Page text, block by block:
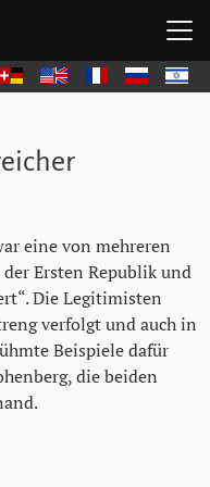
DeutschEnglish FrançaisРусский
עברית
eine von mehreren
Ersten Republik und
Die Legitimisten
verfolgt und auch in
Beispiele dafür
die beiden